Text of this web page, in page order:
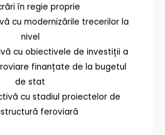
în regie proprie
cu modernizările trecerilor la
nivel
cu obiectivele de investiții a
finanțate de la bugetul
de stat
cu stadiul proiectelor de
feroviară